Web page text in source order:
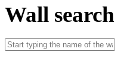
Wall search